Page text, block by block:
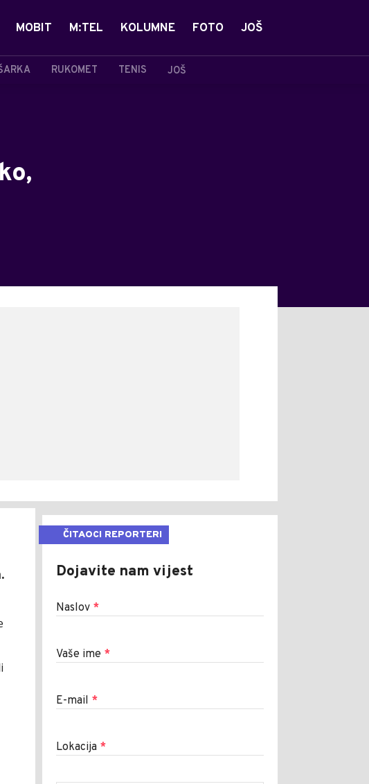
RUKOMET TENIS JOŠ
MOBIT M:TEL KOLUMNE FOTO JOŠ
ČITAOCI REPORTERI
Dojavite nam vijest
Naslov *
Vaše ime *
E-mail *
Lokacija *